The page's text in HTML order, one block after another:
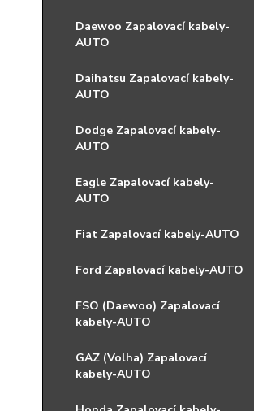
Daewoo Zapalovací kabely-
AUTO
Daihatsu Zapalovací kabely-
AUTO
Dodge Zapalovací kabely-
AUTO
Eagle Zapalovací kabely-
AUTO
Fiat Zapalovací kabely-AUTO
Ford Zapalovací kabely-AUTO
FSO (Daewoo) Zapalovací
kabely-AUTO
GAZ (Volha) Zapalovací
kabely-AUTO